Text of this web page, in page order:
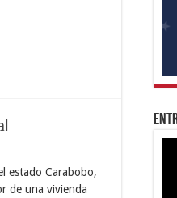
estado Carabobo,
de una vivienda